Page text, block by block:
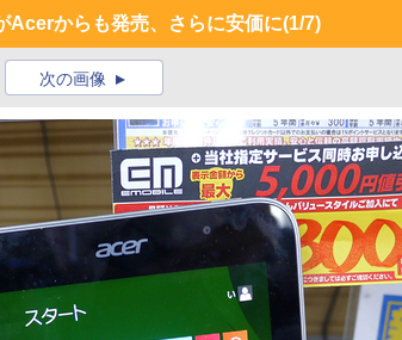
Acerからも発売、さらに安価に(1/7)
次の画像